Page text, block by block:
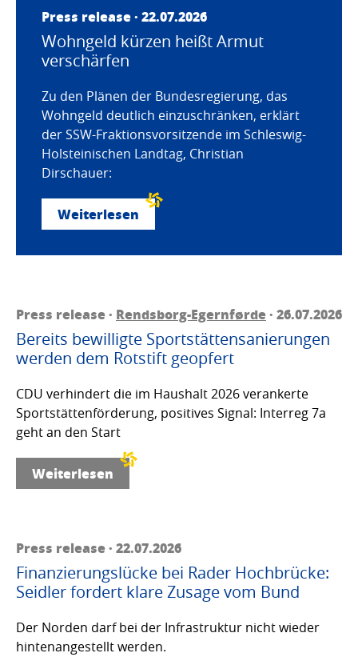
Press release · 22.07.2026
Wohngeld kürzen heißt Armut
verschärfen
Zu den Plänen der Bundesregierung, das
Wohngeld deutlich einzuschränken, erklärt
der SSW-Fraktionsvorsitzende im Schleswig-
Holsteinischen Landtag, Christian
Dirschauer:
Weiterlesen
Press release · Rendsborg-Egernførde· 26.07.2026
Bereits bewilligte Sportstättensanierungen
werden dem Rotstift geopfert
CDU verhindert die im Haushalt 2026 verankerte
Sportstättenförderung, positives Signal: Interreg 7a
geht an den Start
Weiterlesen
Press release · 22.07.2026
Finanzierungslücke bei Rader Hochbrücke:
Seidler fordert klare Zusage vom Bund
Der Norden darf bei der Infrastruktur nicht wieder
hintenangestellt werden.